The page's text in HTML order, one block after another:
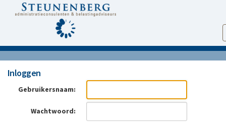
Inloggen
Gebruikersnaam:
Wachtwoord: